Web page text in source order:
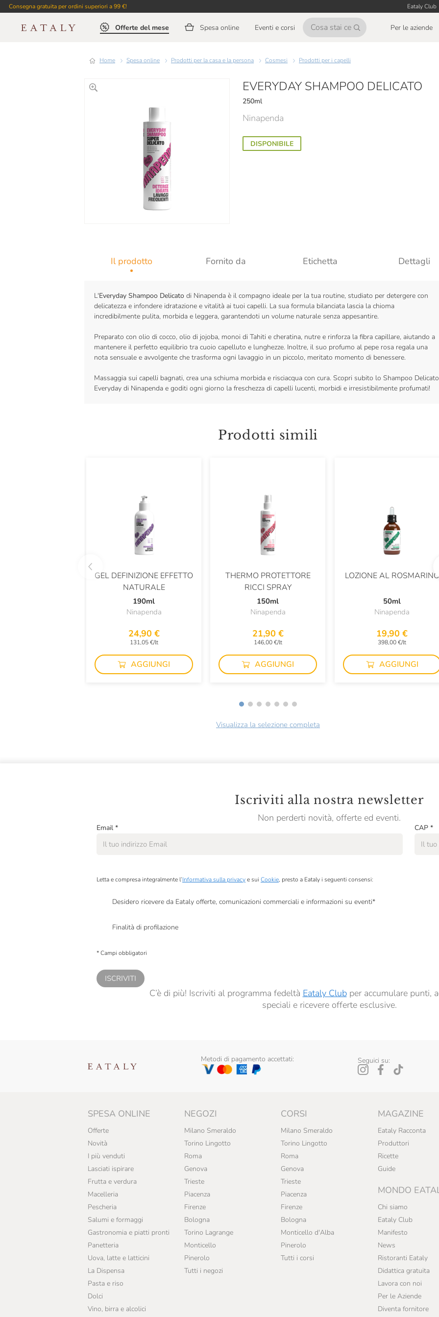
Consegna gratuita per ordini superiori a 99 €! Eataly Club
Offerte del mese Spesa online Eventi e corsi Per le aziende
Home Spesa online Prodotti per la casa e la persona Cosmesi Prodotti per i capelli
EVERYDAY SHAMPOO DELICATO
250ml
Ninapenda
DISPONIBILE
Il prodotto Fornito da Etichetta Dettagli
L'Everyday Shampoo Delicato di Ninapenda è il compagno ideale per la tua routine, studiato per detergere con
delicatezza e infondere idratazione e vitalità ai tuoi capelli. La sua formula bilanciata lascia la chioma
incredibilmente pulita, morbida e leggera, garantendoti un volume naturale senza appesantire.
Preparato con olio di cocco, olio di jojoba, monoi di Tahiti e cheratina, nutre e rinforza la fibra capillare, aiutando a
mantenere il perfetto equilibrio tra cuoio capelluto e lunghezze. Inoltre, il suo profumo al pepe rosa regala una
nota sensuale e avvolgente che trasforma ogni lavaggio in un piccolo, meritato momento di benessere.
Massaggia sui capelli bagnati, crea una schiuma morbida e risciacqua con cura. Scopri subito lo Shampoo Delicato
Everyday di Ninapenda e goditi ogni giorno la freschezza di capelli lucenti, morbidi e irresistibilmente profumati!
Prodotti simili
GEL DEFINIZIONE EFFETTO
NATURALE
190ml
Ninapenda
24,90 €
131,05 €/lt
AGGIUNGI
THERMO PROTETTORE
RICCI SPRAY
150ml
Ninapenda
21,90 €
146,00 €/lt
AGGIUNGI
LOZIONE AL ROSMARINO
50ml
Ninapenda
19,90 €
398,00 €/lt
AGGIUNGI
Visualizza la selezione completa
Iscriviti alla nostra newsletter
Non perderti novità, offerte ed eventi.
Email * CAP *
Letta e compresa integralmente l’Informativa sulla privacye sui Cookie, presto a Eataly i seguenti consensi:
Desidero ricevere da Eataly offerte, comunicazioni commerciali e informazioni su eventi*
Finalità di profilazione
* Campi obbligatori
ISCRIVITI
C’è di più! Iscriviti al programma fedeltà Eataly Clubper accumulare punti,
speciali e ricevere offerte esclusive.
Metodi di pagamento accettati: Seguici su:
SPESA ONLINE
Offerte
Novità
I più venduti
Lasciati ispirare
Frutta e verdura
Macelleria
Pescheria
Salumi e formaggi
Gastronomia e piatti pronti
Panetteria
Uova, latte e latticini
La Dispensa
Pasta e riso
Dolci
Vino, birra e alcolici
NEGOZI
Milano Smeraldo
Torino Lingotto
Roma
Genova
Trieste
Piacenza
Firenze
Bologna
Torino Lagrange
Monticello
Pinerolo
Tutti i negozi
CORSI
Milano Smeraldo
Torino Lingotto
Roma
Genova
Trieste
Piacenza
Firenze
Bologna
Monticello d'Alba
Pinerolo
Tutti i corsi
MAGAZINE
Eataly Racconta
Produttori
Ricette
Guide
MONDO
Chi siamo
Eataly Club
Manifesto
News
Ristoranti Eataly
Didattica gratuita
Lavora con noi
Per le Aziende
Diventa fornitore